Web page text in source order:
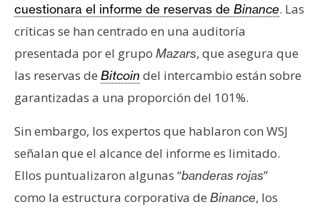
o
n
t
a
t
o
y
P
u
b
cuestionara el informe de reservas de Binance. Las
críticas se han centrado en una auditoría
presentada por el grupo Mazars, que asegura que
las reservas de Bitcoin del intercambio están sobre
garantizadas a una proporción del 101%.
Sin embargo, los expertos que hablaron con WSJ
señalan que el alcance del informe es limitado.
Ellos puntualizaron algunas “banderas rojas”
como la estructura corporativa de Binance, los